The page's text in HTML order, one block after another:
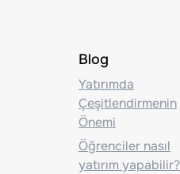
Blog
Yatırımda
Çeşitlendirmenin
Önemi
Öğrenciler nasıl
yatırım yapabilir?